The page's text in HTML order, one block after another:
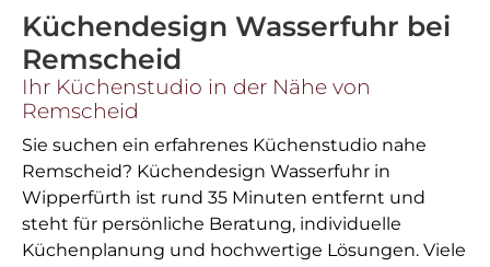
Küchendesign Wasserfuhr bei
Remscheid
Ihr Küchenstudio in der Nähe von
Remscheid
Sie suchen ein erfahrenes Küchenstudio nahe
Remscheid? Küchendesign Wasserfuhr in
Wipperfürth ist rund 35 Minuten entfernt und
steht für persönliche Beratung, individuelle
Küchenplanung und hochwertige Lösungen. Viele